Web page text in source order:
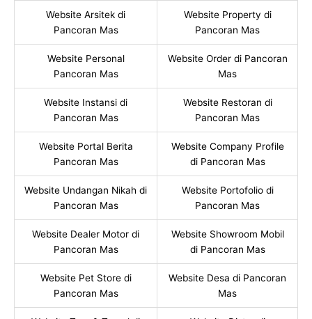
Website Arsitek di
Pancoran Mas
Website Property di
Pancoran Mas
Website Personal
Pancoran Mas
Website Order di Pancoran
Mas
Website Instansi di
Pancoran Mas
Website Restoran di
Pancoran Mas
Website Portal Berita
Pancoran Mas
Website Company Profile
di Pancoran Mas
Website Undangan Nikah di
Pancoran Mas
Website Portofolio di
Pancoran Mas
Website Dealer Motor di
Pancoran Mas
Website Showroom Mobil
di Pancoran Mas
Website Pet Store di
Pancoran Mas
Website Desa di Pancoran
Mas